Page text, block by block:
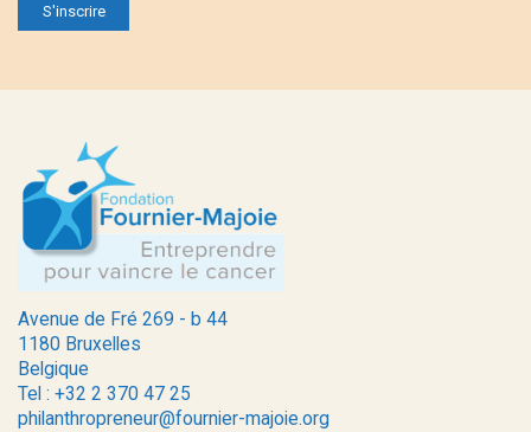
Avenue de Fré 269 - b 44
1180 Bruxelles
Belgique
Tel : +32 2 370 47 25
philanthropreneur@fournier-majoie.org